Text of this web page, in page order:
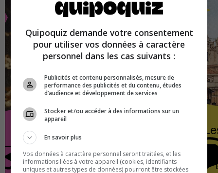
Les méchants à l’écran
Cinéma Vrai ou faux
Quipoquiz demande votre consentement
pour utiliser vos données à caractère
personnel dans les cas suivants :
Publicités et contenu personnalisés, mesure de
performance des publicités et du contenu, études
d’audience et développement de services
Stocker et/ou accéder à des informations sur un
appareil
En savoir plus
Vos données à caractère personnel seront traitées, et les
informations liées à votre appareil (cookies, identifiants
uniques et autres types de données) pourront être stockées